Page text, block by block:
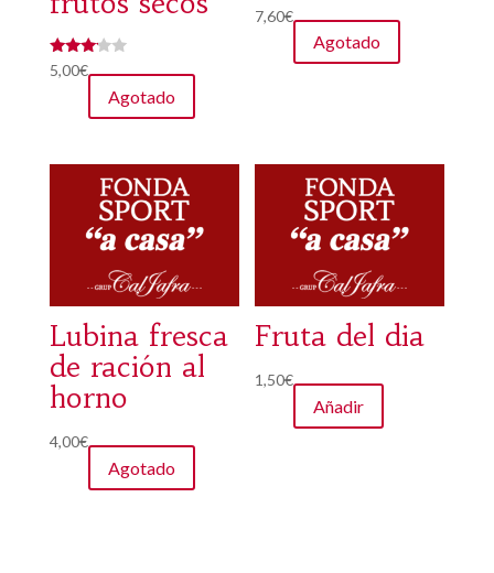
Valorad
o con
5,00€
Agotado
7,60€
Agotado
Lubina fresca
de ración al
horno
4,00€
Agotado
Fruta del dia
1,50€
Añadir